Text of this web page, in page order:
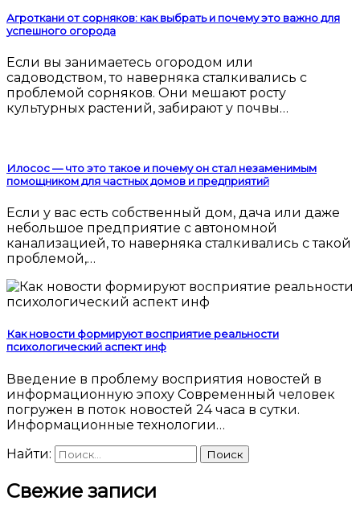
Агроткани от сорняков: как выбрать и почему это важно для
успешного огорода
Если вы занимаетесь огородом или
садоводством, то наверняка сталкивались с
проблемой сорняков. Они мешают росту
культурных растений, забирают у почвы…
Илосос — что это такое и почему он стал незаменимым
помощником для частных домов и предприятий
Если у вас есть собственный дом, дача или даже
небольшое предприятие с автономной
канализацией, то наверняка сталкивались с такой
проблемой,…
Как новости формируют восприятие реальности
психологический аспект инф
Введение в проблему восприятия новостей в
информационную эпоху Современный человек
погружен в поток новостей 24 часа в сутки.
Информационные технологии…
Найти:
Свежие записи